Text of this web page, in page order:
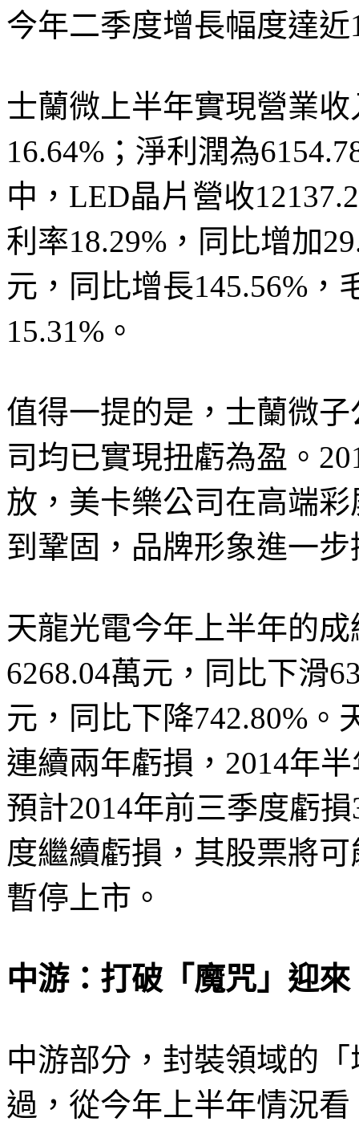
今年二季度增長幅度達近
士蘭微上半年實現營業
16.64%；淨利潤為
中，LED晶片營收
利率18.29%，同比增加
元，同比增長145.56%，
15.31%。
值得一提的是，士蘭微
司均已實現扭虧為盈。
放，美卡樂公司在高端
到鞏固，品牌形象進一步
天龍光電今年上半年的
6268.04萬元，同比下滑
元，同比下降742.80%。
連續兩年虧損，2014年
預計2014年前三季度虧
度繼續虧損，其股票將
暫停上市。
中游：打破「魔咒」迎
中游部分，封裝領域的
過，從今年上半年情況